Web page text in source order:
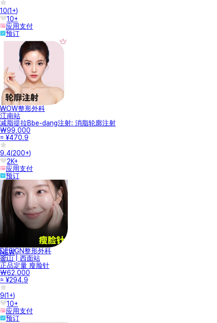
10(1+)
10+
应用支付
预订
WOW整形外科
江南站
减脂提拉Bbe-dang注射: 消脂轮廓注射
₩99,000
≈ ¥470.9
9.4(200+)
2K+
应用支付
预订
NEW
DESIGN整形外科
釜山 | 西面站
正品定量 瘦脸针
₩62,000
≈ ¥294.9
9(1+)
10+
应用支付
预订